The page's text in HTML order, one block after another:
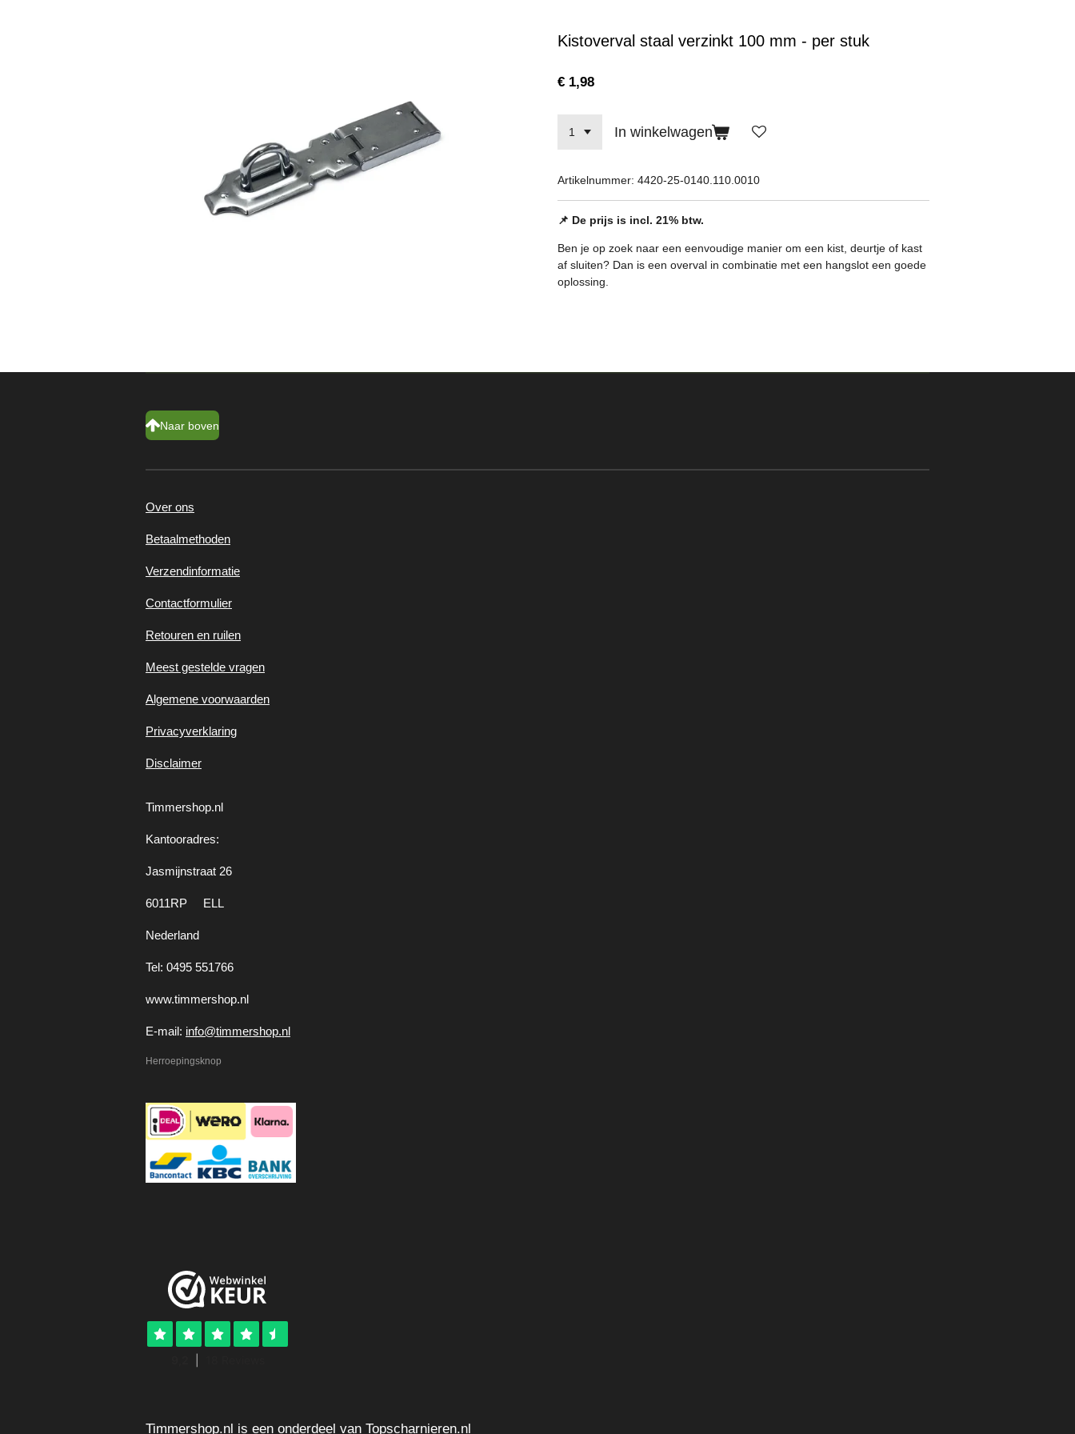
Kistoverval staal verzinkt 100 mm - per stuk
€ 1,98
In winkelwagen
Artikelnummer: 4420-25-0140.110.0010
📌 De prijs is incl. 21% btw.
Ben je op zoek naar een eenvoudige manier om een kist, deurtje of kast
af sluiten? Dan is een overval in combinatie met een hangslot een goede
oplossing.
Naar boven
Over ons
Betaalmethoden
Verzendinformatie
Contactformulier
Retouren en ruilen
Meest gestelde vragen
Algemene voorwaarden
Privacyverklaring
Disclaimer
Timmershop.nl
Kantooradres:
Jasmijnstraat 26
6011RP ELL
Nederland
Tel: 0495 551766
www.timmershop.nl
E-mail: info@timmershop.nl
Herroepingsknop
Timmershop.nl is een onderdeel van Topscharnieren.nl